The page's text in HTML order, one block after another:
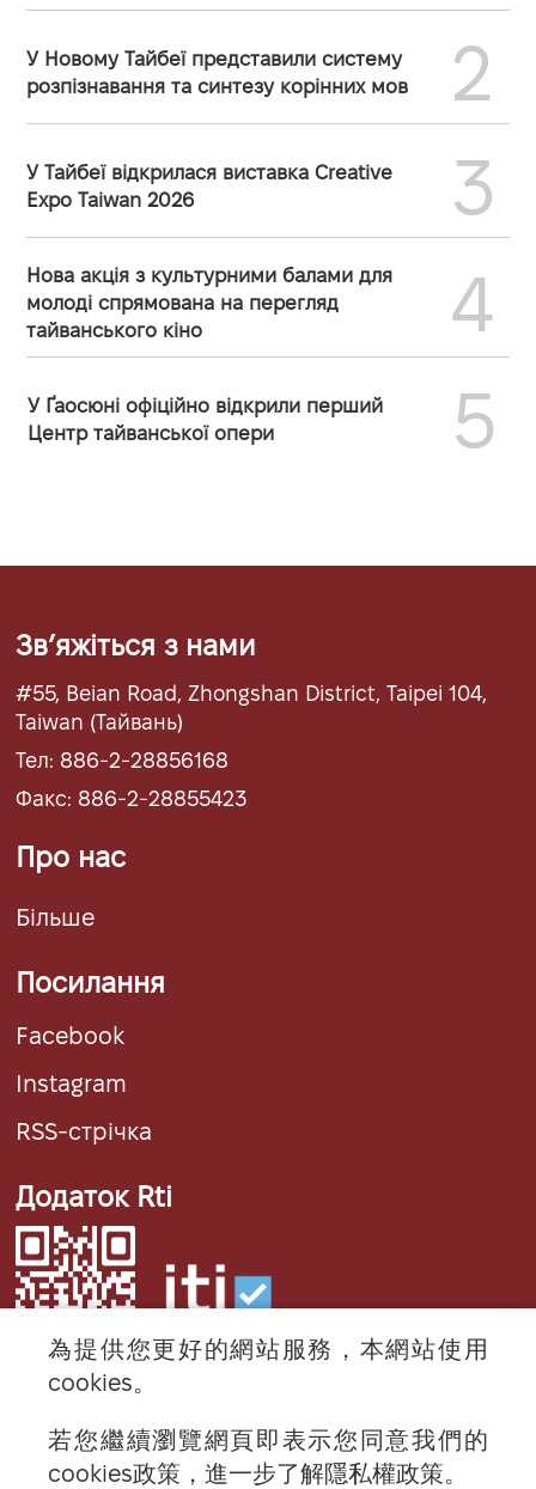
У Новому Тайбеї представили систему
розпізнавання та синтезу корінних мов
2
У Тайбеї відкрилася виставка Creative
Expo Taiwan 2026
3
Нова акція з культурними балами для
молоді спрямована на перегляд
тайванського кіно
4
У Ґаосюні офіційно відкрили перший
Центр тайванської опери
5
Звʼяжіться з нами
#55, Beian Road, Zhongshan District, Taipei 104,
Taiwan (Тайвань)
Тел: 886-2-28856168
Факс: 886-2-28855423
Про нас
Більше
Посилання
Facebook
Instagram
RSS-стрічка
Додаток Rti
© 2024 RTI (Radio Taiwan International).
為提供您更好的網站服務，本網站使用
cookies。
若您繼續瀏覽網頁即表示您同意我們的
cookies政策，進一步了解隱私權政策。